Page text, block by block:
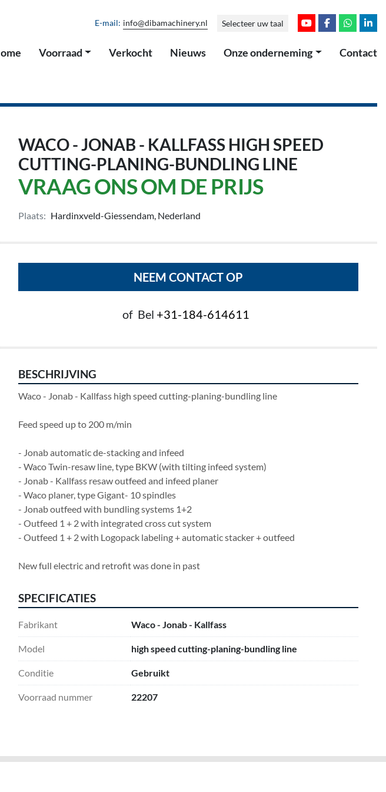
E-mail: info@dibamachinery.nl Selecteer uw taal
youtubefacebook
Home Voorraad Verkocht Nieuws Onze onderneming Contact
WACO - JONAB - KALLFASS HIGH SPEED
CUTTING-PLANING-BUNDLING LINE
VRAAG ONS OM DE PRIJS
Plaats: Hardinxveld-Giessendam, Nederland
NEEM CONTACT OP
of Bel +31-184-614611
BESCHRIJVING
Waco - Jonab - Kallfass high speed cutting-planing-bundling line
Feed speed up to 200 m/min
- Jonab automatic de-stacking and infeed
- Waco Twin-resaw line, type BKW (with tilting infeed system)
- Jonab - Kallfass resaw outfeed and infeed planer
- Waco planer, type Gigant- 10 spindles
- Jonab outfeed with bundling systems 1+2
- Outfeed 1 + 2 with integrated cross cut system
- Outfeed 1 + 2 with Logopack labeling + automatic stacker + outfeed
New full electric and retrofit was done in past
SPECIFICATIES
Fabrikant Waco - Jonab - Kallfass
Model high speed cutting-planing-bundling line
Conditie Gebruikt
Voorraad nummer 22207